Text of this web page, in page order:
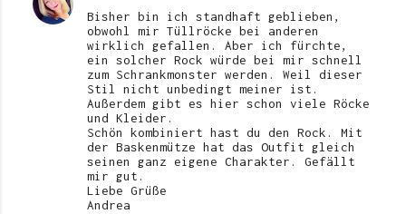
Bisher bin ich standhaft geblieben,
obwohl mir Tüllröcke bei anderen
wirklich gefallen. Aber ich fürchte,
ein solcher Rock würde bei mir schnell
zum Schrankmonster werden. Weil dieser
Stil nicht unbedingt meiner ist.
Außerdem gibt es hier schon viele Röcke
und Kleider.
Schön kombiniert hast du den Rock. Mit
der Baskenmütze hat das Outfit gleich
seinen ganz eigene Charakter. Gefällt
mir gut.
Liebe Grüße
Andrea